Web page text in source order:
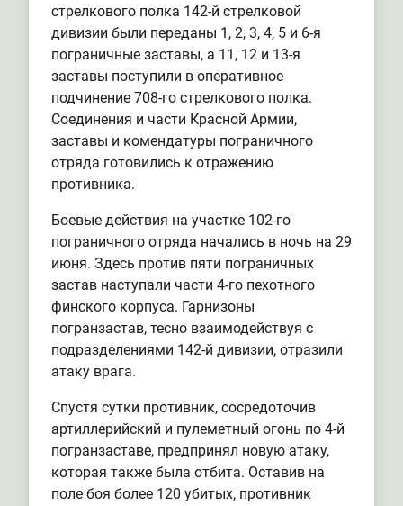
стрелкового полка 142-й стрелковой
дивизии были переданы 1, 2, 3, 4, 5 и 6-я
пограничные заставы, а 11, 12 и 13-я
заставы поступили в оперативное
подчинение 708-го стрелкового полка.
Соединения и части Красной Армии,
заставы и комендатуры пограничного
отряда готовились к отражению
противника.
Боевые действия на участке 102-го
пограничного отряда начались в ночь на 29
июня. Здесь против пяти пограничных
застав наступали части 4-го пехотного
финского корпуса. Гарнизоны
погранзастав, тесно взаимодействуя с
подразделениями 142-й дивизии, отразили
атаку врага.
Спустя сутки противник, сосредоточив
артиллерийский и пулеметный огонь по 4-й
погранзаставе, предпринял новую атаку,
которая также была отбита. Оставив на
поле боя более 120 убитых, противник